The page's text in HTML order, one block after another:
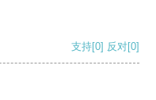
支持[0] 反对[0]